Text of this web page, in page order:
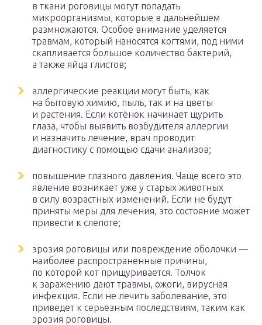
в ткани роговицы могут попадать
микроорганизмы, которые в дальнейшем
размножаются. Особое внимание уделяется
травмам, который наносятся когтями, под ними
скапливается большое количество бактерий,
а также яйца глистов;
аллергические реакции могут быть, как
на бытовую химию, пыль, так и на цветы
и растения. Если котёнок начинает щурить
глаза, чтобы выявить возбудителя аллергии
и назначить лечение, врач проводит
диагностику с помощью сдачи анализов;
повышение глазного давления. Чаще всего это
явление возникает уже у старых животных
в силу возрастных изменений. Если не будут
приняты меры для лечения, это состояние может
привести к слепоте;
эрозия роговицы или повреждение оболочки —
наиболее распространенные причины,
по которой кот прищуривается. Толчок
к заражению дают травмы, ожоги, вирусная
инфекция. Если не лечить заболевание, это
приведет к серьезным последствиям, таким как
эрозия роговицы.